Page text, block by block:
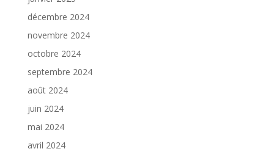
décembre 2024
novembre 2024
octobre 2024
septembre 2024
août 2024
juin 2024
mai 2024
avril 2024